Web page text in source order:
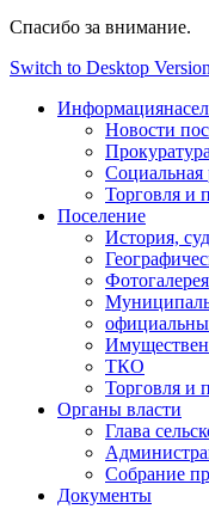
Спасибо за внимание.
Switch to Desktop Version
Информация
Новости
Социальная
Торговля и
Поселение
История,
Фотогалерея
ТКО
Торговля и
Органы власти
Глава
Собрание
Документы